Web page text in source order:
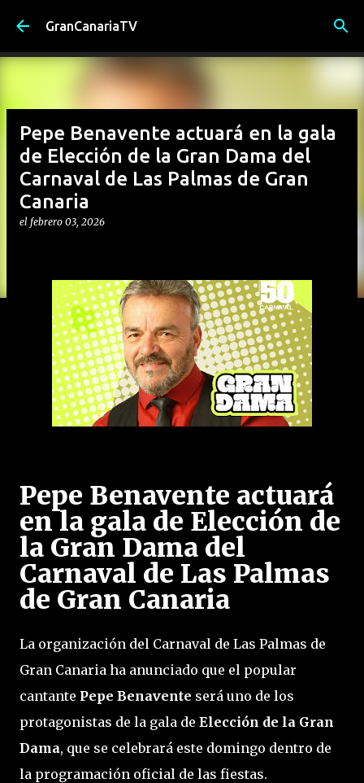
Ir al contenido principal
GranCanariaTV
Pepe Benavente actuará en la gala
de Elección de la Gran Dama del
Carnaval de Las Palmas de Gran
Canaria
el febrero 03, 2026
Pepe Benavente actuará
en la gala de Elección de
la Gran Dama del
Carnaval de Las Palmas
de Gran Canaria
La organización del Carnaval de Las Palmas de
Gran Canaria ha anunciado que el popular
cantante Pepe Benavente será uno de los
protagonistas de la gala de Elección de la Gran
Dama, que se celebrará este domingo dentro de
la programación oficial de las fiestas.